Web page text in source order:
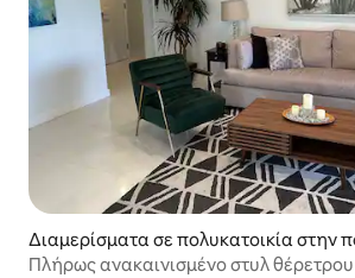
Διαμερίσματα σε πολυκατοικία στην
Παλμ Σπρινγκς
Πλήρως ανακαινισμένο στυλ